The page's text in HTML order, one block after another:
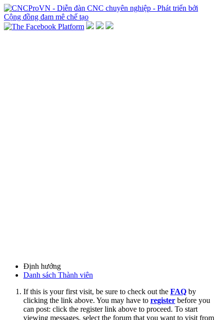
Định hướng
Danh sách Thành viên
If this is your first visit, be sure to check out the FAQ by
clicking the link above. You may have to register before you
can post: click the register link above to proceed. To start
viewing messages, select the forum that you want to visit from